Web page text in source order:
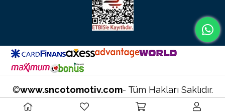
©www.sncotomotiv.com- Tüm Hakları Saklıdır.